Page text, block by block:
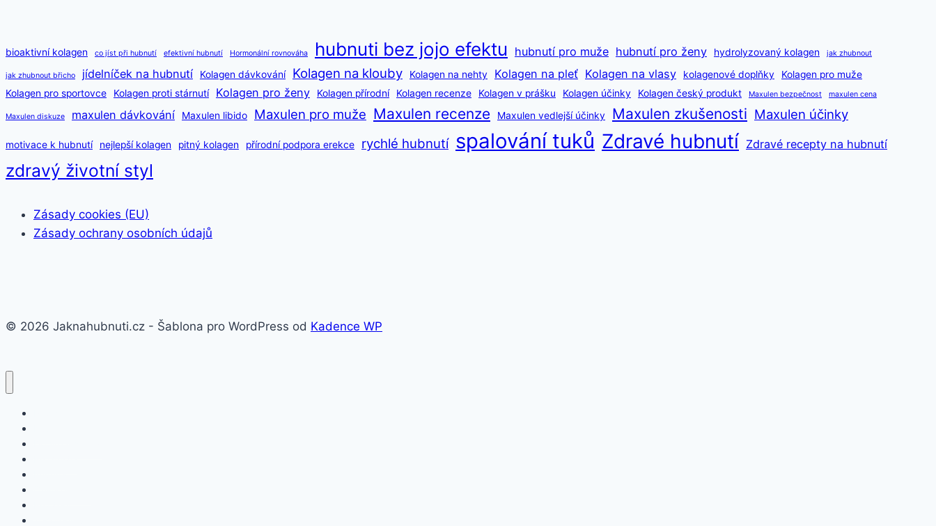
bioaktivní kolagen co jíst při hubnutí efektivní hubnutí Hormonální rovnováha hubnuti bez jojo efektu hubnutí pro muže hubnutí pro ženy hydrolyzovaný kolagen jak zhubnout
jak zhubnout břicho jídelníček na hubnutí Kolagen dávkování Kolagen na klouby Kolagen na nehty Kolagen na pleť Kolagen na vlasy kolagenové doplňky
Kolagen pro muže
Kolagen pro sportovce
Kolagen proti stárnutí Kolagen pro ženy Kolagen přírodní Kolagen recenze Kolagen v prášku Kolagen účinky Kolagen český produkt Maxulen bezpečnost maxulen cena
Maxulen diskuze maxulen dávkování Maxulen libido Maxulen pro muže Maxulen recenze Maxulen vedlejší účinky Maxulen zkušenosti Maxulen účinky
motivace k hubnutí nejlepší kolagen pitný kolagen přírodní podpora erekce rychlé hubnutí spalování tuků Zdravé hubnutí Zdravé recepty na hubnutí
zdravý životní styl
Zásady cookies (EU)
Zásady ochrany osobních údajů
© 2026 Jaknahubnuti.cz - Šablona pro WordPress od Kadence WP